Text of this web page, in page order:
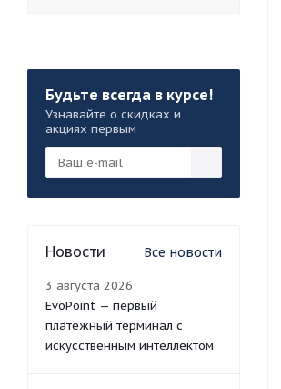
Будьте всегда в курсе!
Узнавайте о скидках и
акциях первым
Новости Все новости
3 августа 2026
EvoPoint — первый
платежный терминал с
искусственным интеллектом